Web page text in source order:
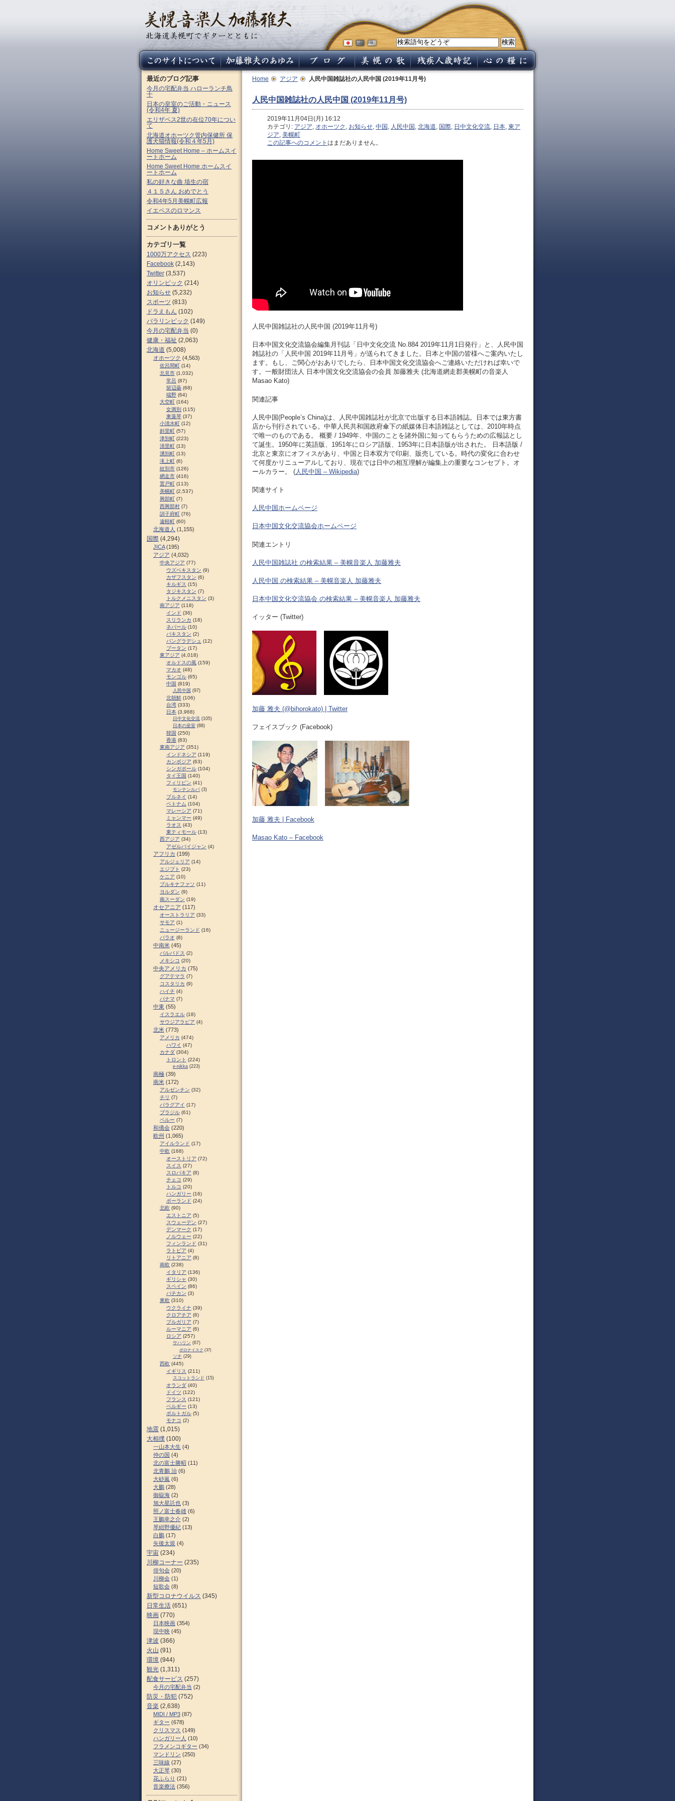
Home アジア 人民中国雑誌社の人民中国 (2019年11月号)
人民中国雑誌社の人民中国 (2019年11月号)
2019年11月04日(月) 16:12
カテゴリ: アジア, オホーツク , お知らせ, 中国 , 人民中国 , 北海道, 国際, 日中文化交流, 日本, 東ア
ジア, 美幌町
この記事へのコメント はまだありません。
人民中国雑誌社の人民中国 (2019年11月号)
日本中国文化交流協会編集月刊誌「日中文化交流 No.884 2019年11月1日発行」と、人民中国
雑誌社の「人民中国 2019年11月号」が送られてきました。日本と中国の皆様へご案内いたし
ます。もし、ご関心がおありでしたら、日本中国文化交流協会へご連絡いただければ幸いで
す。一般財団法人 日本中国文化交流協会の会員 加藤雅夫 (北海道網走郡美幌町の音楽人
Masao Kato)
関連記事
人民中国(People’s China)は、人民中国雑誌社が北京で出版する日本語雑誌。日本では東方書
店から刊行されている。中華人民共和国政府傘下の紙媒体日本語雑誌としては、2010年時点
で唯一のものである。 概要 / 1949年、中国のことを諸外国に知ってもらうための広報誌とし
て誕生。1950年に英語版、1951年にロシア語版、1953年に日本語版が出された。 日本語版 /
北京と東京にオフィスがあり、中国と日本双方で印刷、販売している。時代の変化に合わせ
て何度かリニューアルしており、現在では日中の相互理解が編集上の重要なコンセプト。オ
ールカラー。 ( 人民中国 – Wikipedia)
関連サイト
人民中国ホームページ
日本中国文化交流協会ホームページ
関連エントリ
人民中国雑誌社 の検索結果 – 美幌音楽人 加藤雅夫
人民中国 の検索結果 – 美幌音楽人 加藤雅夫
日本中国文化交流協会 の検索結果 – 美幌音楽人 加藤雅夫
イッター (Twitter)
加藤 雅夫 (@bihorokato) | Twitter
フェイスブック (Facebook)
加藤 雅夫 | Facebook
Masao Kato – Facebook
最近のブログ記事
今月の宅配弁当 ハローランチ鳥
十
日本の皇室のご活動・ニュース
(令和4年 夏)
エリザベス2世の在位70年につい
て
北海道オホーツク管内保健所 保
護犬猫情報(令和４年5月)
Home Sweet Home – ホームスイ
ートホーム
Home Sweet Home ホームスイ
ートホーム
私の好きな曲 埴生の宿
４１５さん おめでとう
令和4年5月美幌町広報
イエペスのロマンス
コメントありがとう
カテゴリ一覧
1000万アクセス (223)
Facebook (2,143)
Twitter (3,537)
オリンピック (214)
お知らせ (5,232)
スポーツ (813)
ドラえもん (102)
パラリンピック (149)
今月の宅配弁当 (0)
健康・福祉 (2,063)
北海道 (5,008)
オホーツク (4,563)
佐呂間町 (14)
北見市 (1,032)
常呂 (87)
留辺蘂 (68)
端野 (64)
大空町 (164)
女満別 (115)
東藻琴 (37)
小清水町 (12)
斜里町 (57)
津別町 (223)
清里町 (13)
湧別町 (13)
滝上町 (6)
紋別市 (126)
網走市 (416)
置戸町 (113)
美幌町 (2,537)
興部町 (7)
西興部村 (7)
訓子府町 (76)
遠軽町 (60)
北海道人 (1,155)
国際 (4,294)
JICA(195)
アジア (4,032)
中央アジア (77)
ウズベキスタン (9)
カザフスタン (6)
キルギス (15)
タジキスタン (7)
トルクメニスタン (3)
南アジア (118)
インド (36)
スリランカ (18)
ネパール (10)
パキスタン (2)
バングラデシュ (12)
ブータン (17)
東アジア (4,018)
オルドスの風 (159)
マカオ (48)
モンゴル (65)
中国 (819)
人民中国 (97)
北朝鮮 (106)
台湾 (333)
日本 (3,968)
日中文化交流 (105)
日本の皇室 (88)
韓国 (250)
香港 (83)
東南アジア (351)
インドネシア (119)
カンボジア (63)
シンガポール (104)
タイ王国 (140)
フィリピン (41)
モンテンルパ (3)
ブルネイ (14)
ベトナム (104)
マレーシア (71)
ミャンマー (49)
ラオス (43)
東ティモール (13)
西アジア (34)
アゼルバイジャン (4)
アフリカ (199)
アルジェリア (14)
エジプト (23)
ケニア (10)
ブルキナファソ (11)
ヨルダン (9)
南スーダン (19)
オセアニア (117)
オーストラリア (33)
サモア (1)
ニュージーランド (16)
パラオ (8)
中南米 (45)
バルバドス (2)
メキシコ (20)
中央アメリカ (75)
グアテマラ (7)
コスタリカ (9)
ハイチ (4)
パナマ (7)
中東 (55)
イスラエル (18)
サウジアラビア (4)
北米 (773)
アメリカ (474)
ハワイ (47)
カナダ (304)
トロント (224)
e-nikka (223)
南極 (39)
南米 (172)
アルゼンチン (32)
チリ (7)
パラグアイ (17)
ブラジル (61)
ペルー (7)
和僑会 (220)
欧州 (1,065)
アイルランド (17)
中欧 (168)
オーストリア (72)
スイス (27)
スロパキア (8)
チェコ (29)
トルコ (20)
ハンガリー (16)
ポーランド (24)
北欧 (90)
エストニア (5)
スウェーデン (27)
デンマーク (17)
ノルウェー (22)
フィンランド (31)
ラトビア (4)
リトアニア (8)
南欧 (238)
イタリア (136)
ギリシャ (30)
スペイン (86)
バチカン (3)
東欧 (310)
ウクライナ (39)
クロアチア (6)
ブルガリア (7)
ルーマニア (6)
ロシア (257)
サハリン (67)
ポロナイスク (37)
ソチ (29)
西欧 (445)
イギリス (211)
スコットランド (15)
オランダ (40)
ドイツ (122)
フランス (121)
ベルギー (13)
ポルトガル (5)
モナコ (2)
地震 (1,015)
大相撲 (100)
一山本大生 (4)
仲の国 (4)
北の富士勝昭 (11)
北青鵬 治 (6)
大砂嵐 (6)
大鵬 (28)
御嶽海 (2)
旭大星託也 (3)
照ノ富士春雄 (6)
王鵬幸之介 (2)
琴紺野優紀 (13)
白鵬 (17)
矢後太規 (4)
宇宙 (234)
川柳コーナー (235)
俳句会 (20)
川柳会 (1)
短歌会 (8)
新型コロナウイルス (345)
日常生活 (651)
映画 (770)
日本映画 (354)
現中映 (45)
津波 (366)
火山 (91)
環境 (944)
観光 (1,311)
配食サービス (257)
今月の宅配弁当 (2)
防災・防犯 (752)
音楽 (2,638)
MIDI / MP3 (87)
ギター (678)
クリスマス (149)
ハンガリー人 (10)
フラメンコギター (34)
マンドリン (250)
三味線 (27)
大正琴 (30)
花ふらり (21)
音楽療法 (356)